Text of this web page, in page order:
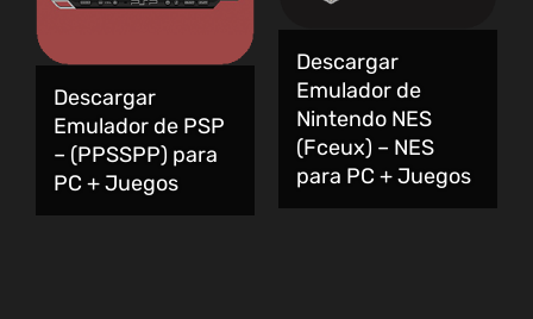
Descargar
Emulador de PSP
– (PPSSPP) para
PC + Juegos
Descargar
Emulador de
Nintendo NES
(Fceux) – NES
para PC + Juegos